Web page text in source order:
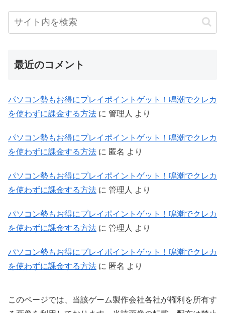
最近のコメント
パソコン勢もお得にプレイポイントゲット！鳴潮でクレカ
を使わずに課金する方法 に 管理人 より
パソコン勢もお得にプレイポイントゲット！鳴潮でクレカ
を使わずに課金する方法 に 匿名 より
パソコン勢もお得にプレイポイントゲット！鳴潮でクレカ
を使わずに課金する方法 に 管理人 より
パソコン勢もお得にプレイポイントゲット！鳴潮でクレカ
を使わずに課金する方法 に 管理人 より
パソコン勢もお得にプレイポイントゲット！鳴潮でクレカ
を使わずに課金する方法 に 匿名 より
このページでは、当該ゲーム製作会社各社が権利を所有す